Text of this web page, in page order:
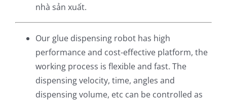
nhà sản xuất.
Our glue dispensing robot has high
performance and cost-effective platform, the
working process is flexible and fast. The
dispensing velocity, time, angles and
dispensing volume, etc can be controlled as